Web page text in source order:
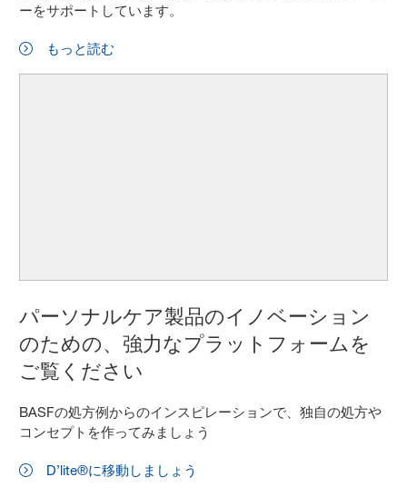
ーをサポートしています。
もっと読む
パーソナルケア製品のイノベーション
のための、強力なプラットフォームを
ご覧ください
BASFの処方例からのインスピレーションで、独自の処方や
コンセプトを作ってみましょう
D’lite®に移動しましょう